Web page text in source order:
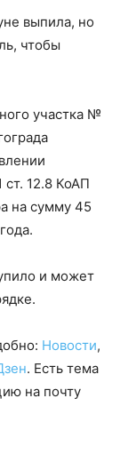
выпила, но
чтобы
участка №
ст. 12.8 КоАП
на сумму 45
и может
Новости,
. Есть тема
на почту